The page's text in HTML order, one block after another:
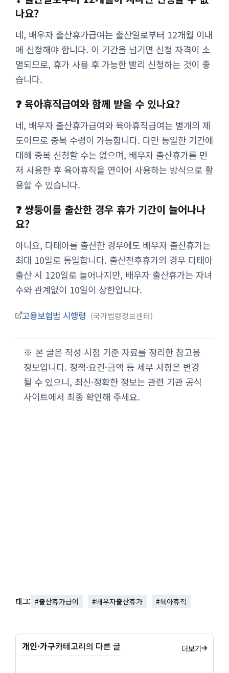
나요?
네, 배우자 출산휴가급여는 출산일로부터 12개월 이내
에 신청해야 합니다. 이 기간을 넘기면 신청 자격이 소
멸되므로, 휴가 사용 후 가능한 빨리 신청하는 것이 좋
습니다.
❓ 육아휴직급여와 함께 받을 수 있나요?
네, 배우자 출산휴가급여와 육아휴직급여는 별개의 제
도이므로 중복 수령이 가능합니다. 다만 동일한 기간에
대해 중복 신청할 수는 없으며, 배우자 출산휴가를 먼
저 사용한 후 육아휴직을 연이어 사용하는 방식으로 활
용할 수 있습니다.
❓ 쌍둥이를 출산한 경우 휴가 기간이 늘어나나
요?
아니요, 다태아를 출산한 경우에도 배우자 출산휴가는
최대 10일로 동일합니다. 출산전후휴가의 경우 다태아
출산 시 120일로 늘어나지만, 배우자 출산휴가는 자녀
수와 관계없이 10일이 상한입니다.
고용보험법 시행령 국가법령정보센터
※ 본 글은 작성 시점 기준 자료를 정리한 참고용
정보입니다. 정책·요건·금액 등 세부 사항은 변경
될 수 있으니, 최신·정확한 정보는 관련 기관 공식
사이트에서 최종 확인해 주세요.
태그: #출산휴가급여 #배우자출산휴가 #육아휴직
개인·가구카테고리의 다른 글 더보기